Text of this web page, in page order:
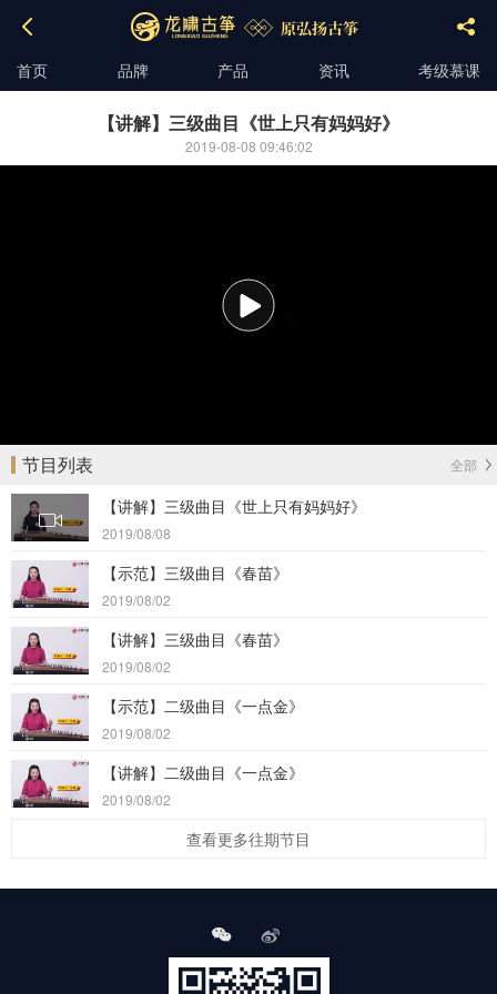
首页 品牌 产品 资讯 考级慕课
【讲解】三级曲目《世上只有妈妈好》
2019-08-08 09:46:02
节目列表 全部
【讲解】三级曲目《世上只有妈妈好》
2019/08/08
【示范】三级曲目《春苗》
2019/08/02
【讲解】三级曲目《春苗》
2019/08/02
【示范】二级曲目《一点金》
2019/08/02
【讲解】二级曲目《一点金》
2019/08/02
查看更多往期节目